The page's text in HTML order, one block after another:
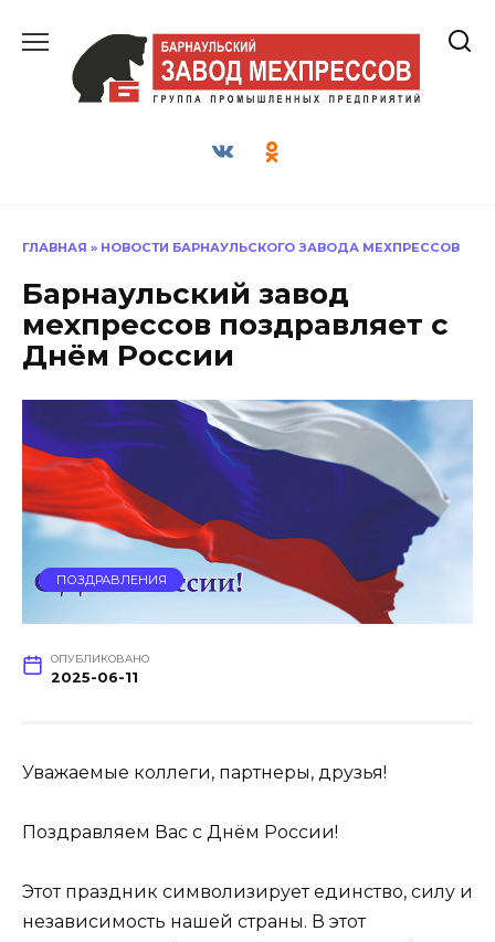
содержанию
ГЛАВНАЯ » НОВОСТИ БАРНАУЛЬСКОГО ЗАВОДА МЕХПРЕССОВ
Барнаульский завод
мехпрессов поздравляет с
Днём России
ПОЗДРАВЛЕНИЯ
ОПУБЛИКОВАНО
2025-06-11
Уважаемые коллеги, партнеры, друзья!
Поздравляем Вас с Днём России!
Этот праздник символизирует единство, силу и
независимость нашей страны. В этот